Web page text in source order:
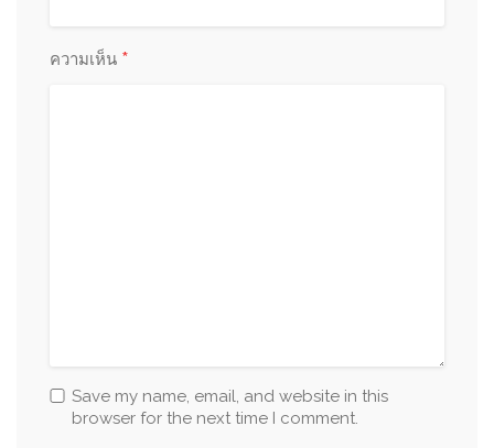
ความเห็น *
Save my name, email, and website in this
browser for the next time I comment.